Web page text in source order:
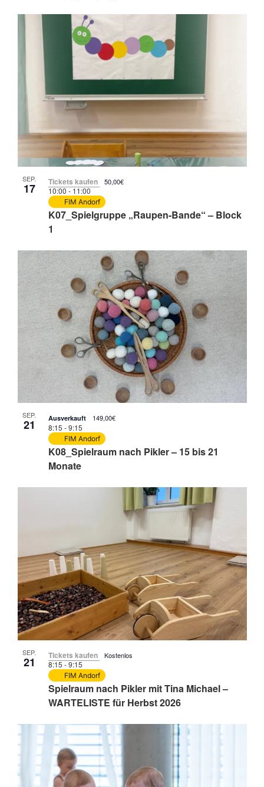
SEP.
17
K07_Spielgruppe „Raupen-Bande“ – Block
1
10:00-11:00
FIM Andorf
Tickets kaufen 50,00€
SEP.
21
K08_Spielraum nach Pikler – 15 bis 21
Monate
8:15 -9:15
FIM Andorf
Ausverkauft 149,00€
SEP.
21
Spielraum nach Pikler mit Tina Michael –
WARTELISTE für Herbst 2026
8:15-9:15
FIM Andorf
Tickets kaufen Kostenlos